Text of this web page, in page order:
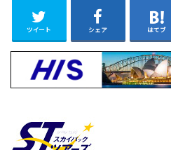
ツイート シェア はてブ